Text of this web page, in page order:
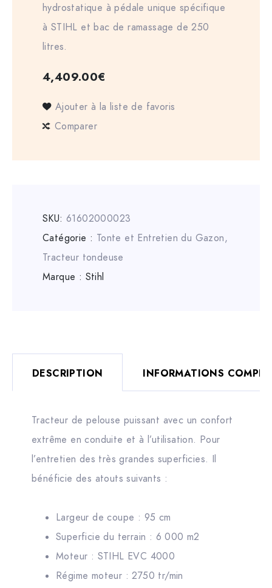
hydrostatique à pédale unique spécifique
à STIHL et bac de ramassage de 250
litres.
4,409.00€
Ajouter à la liste de favoris
Comparer
SKU: 61602000023
Catégorie : Tonte et Entretien du Gazon,
Tracteur tondeuse
Marque : Stihl
DESCRIPTION INFORMATIONS
Tracteur de pelouse puissant avec un confort
extrême en conduite et à l’utilisation. Pour
l’entretien des très grandes superficies. Il
bénéficie des atouts suivants :
Largeur de coupe : 95 cm
Superficie du terrain : 6 000 m2
Moteur : STIHL EVC 4000
Régime moteur : 2750 tr/min